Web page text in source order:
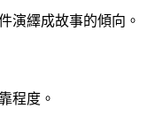
演繹成故事的傾向。
程度。